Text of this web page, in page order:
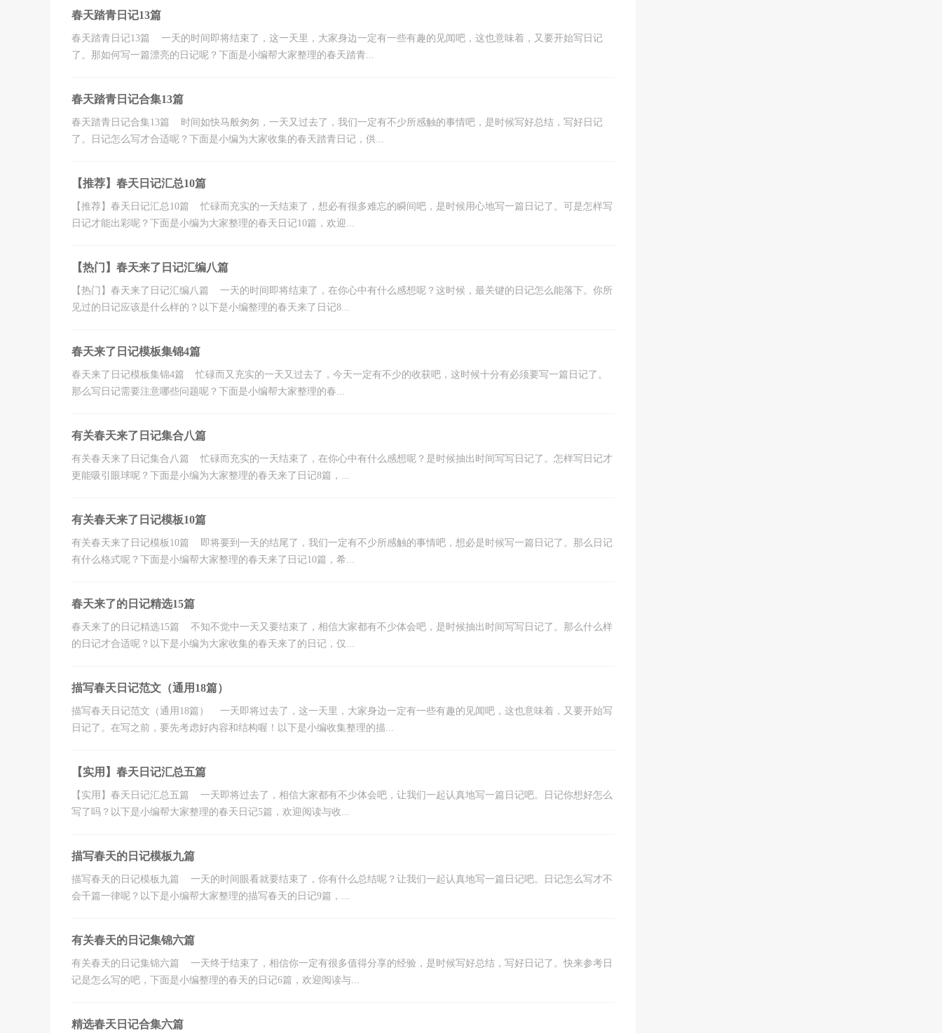
春天踏青日记13篇
春天踏青日记13篇 一天的时间即将结束了，这一天里，大家身边一定有一些有趣的见闻吧，这也意味着，又要开始写日记
了。那如何写一篇漂亮的日记呢？下面是小编帮大家整理的春天踏青...
春天踏青日记合集13篇
春天踏青日记合集13篇 时间如快马般匆匆，一天又过去了，我们一定有不少所感触的事情吧，是时候写好总结，写好日记
了。日记怎么写才合适呢？下面是小编为大家收集的春天踏青日记，供...
【推荐】春天日记汇总10篇
【推荐】春天日记汇总10篇 忙碌而充实的一天结束了，想必有很多难忘的瞬间吧，是时候用心地写一篇日记了。可是怎样写
日记才能出彩呢？下面是小编为大家整理的春天日记10篇，欢迎...
【热门】春天来了日记汇编八篇
【热门】春天来了日记汇编八篇 一天的时间即将结束了，在你心中有什么感想呢？这时候，最关键的日记怎么能落下。你所
见过的日记应该是什么样的？以下是小编整理的春天来了日记8...
春天来了日记模板集锦4篇
春天来了日记模板集锦4篇 忙碌而又充实的一天又过去了，今天一定有不少的收获吧，这时候十分有必须要写一篇日记了。
那么写日记需要注意哪些问题呢？下面是小编帮大家整理的春...
有关春天来了日记集合八篇
有关春天来了日记集合八篇 忙碌而充实的一天结束了，在你心中有什么感想呢？是时候抽出时间写写日记了。怎样写日记才
更能吸引眼球呢？下面是小编为大家整理的春天来了日记8篇，...
有关春天来了日记模板10篇
有关春天来了日记模板10篇 即将要到一天的结尾了，我们一定有不少所感触的事情吧，想必是时候写一篇日记了。那么日记
有什么格式呢？下面是小编帮大家整理的春天来了日记10篇，希...
春天来了的日记精选15篇
春天来了的日记精选15篇 不知不觉中一天又要结束了，相信大家都有不少体会吧，是时候抽出时间写写日记了。那么什么样
的日记才合适呢？以下是小编为大家收集的春天来了的日记，仅...
描写春天日记范文（通用18篇）
描写春天日记范文（通用18篇） 一天即将过去了，这一天里，大家身边一定有一些有趣的见闻吧，这也意味着，又要开始写
日记了。在写之前，要先考虑好内容和结构喔！以下是小编收集整理的描...
【实用】春天日记汇总五篇
【实用】春天日记汇总五篇 一天即将过去了，相信大家都有不少体会吧，让我们一起认真地写一篇日记吧。日记你想好怎么
写了吗？以下是小编帮大家整理的春天日记5篇，欢迎阅读与收...
描写春天的日记模板九篇
描写春天的日记模板九篇 一天的时间眼看就要结束了，你有什么总结呢？让我们一起认真地写一篇日记吧。日记怎么写才不
会千篇一律呢？以下是小编帮大家整理的描写春天的日记9篇，...
有关春天的日记集锦六篇
有关春天的日记集锦六篇 一天终于结束了，相信你一定有很多值得分享的经验，是时候写好总结，写好日记了。快来参考日
记是怎么写的吧，下面是小编整理的春天的日记6篇，欢迎阅读与...
精选春天日记合集六篇